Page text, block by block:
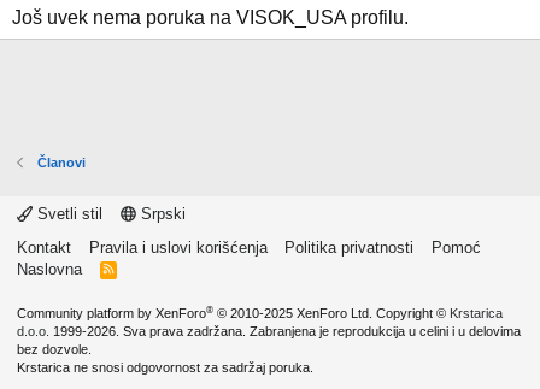
Još uvek nema poruka na VISOK_USA profilu.
Članovi
Svetli stil
Srpski
Kontakt
Pravila i uslovi korišćenja Politika privatnosti
Pomoć
Naslovna
R
Community platform by XenForo® © 2010-2025 XenForo Ltd. Copyright © Krstarica
d.o.o. 1999-2026. Sva prava zadržana. Zabranjena je reprodukcija u celini i u delovima
bez dozvole.
Krstarica ne snosi odgovornost za sadržaj poruka.